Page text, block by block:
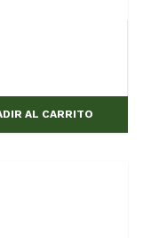
AL CARRITO